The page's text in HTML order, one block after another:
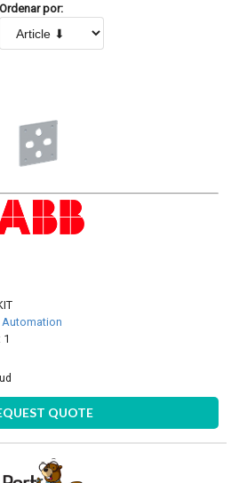
Ordenar por:
Automation
QUOTE